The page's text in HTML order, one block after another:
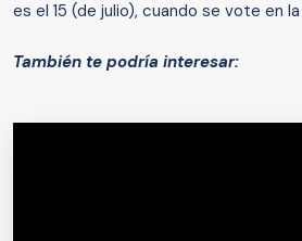
es el 15 (de julio), cuando se vote en la
También te podría interesar: